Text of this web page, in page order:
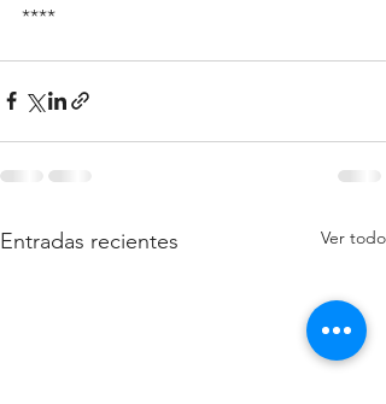
****
Entradas recientes Ver todo